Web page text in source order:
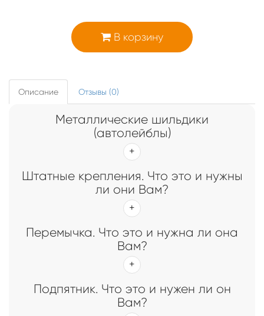
В корзину
Описание Отзывы (0)
Металлические шильдики
(автолейблы)
Штатные крепления. Что это и нужны
ли они Вам?
Перемычка. Что это и нужна ли она
Вам?
Подпятник. Что это и нужен ли он
Вам?